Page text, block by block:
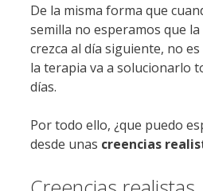
De la misma forma que
semilla no esperamos que
crezca al día siguiente, no
la terapia va a solucionarlo
días.
Por todo ello, ¿que puedo
desde unas creencias